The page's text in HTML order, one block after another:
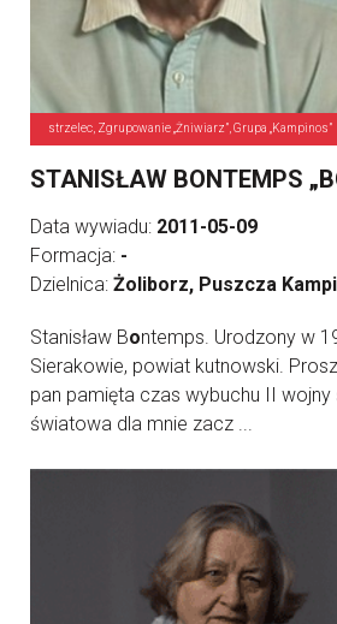
strzelec, Zgrupowanie „Żniwiarz”, Grupa „Kampinos”
STANISŁAW BONTEMPS
Data wywiadu: 2011-05-09
Formacja: -
Dzielnica: Żoliborz, Puszcza
Stanisław Bontemps. Urodzony w
Sierakowie, powiat kutnowski.
pan pamięta czas wybuchu II
światowa dla mnie zacz ...